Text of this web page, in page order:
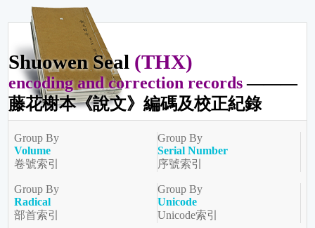
Shuowen Seal (THX)
encoding and correction records ———
藤花榭本《說文》編碼及校正紀錄
Group By
Volume
卷號索引
Group By
Serial Number
序號索引
Group By
Radical
部首索引
Group By
Unicode
Unicode索引